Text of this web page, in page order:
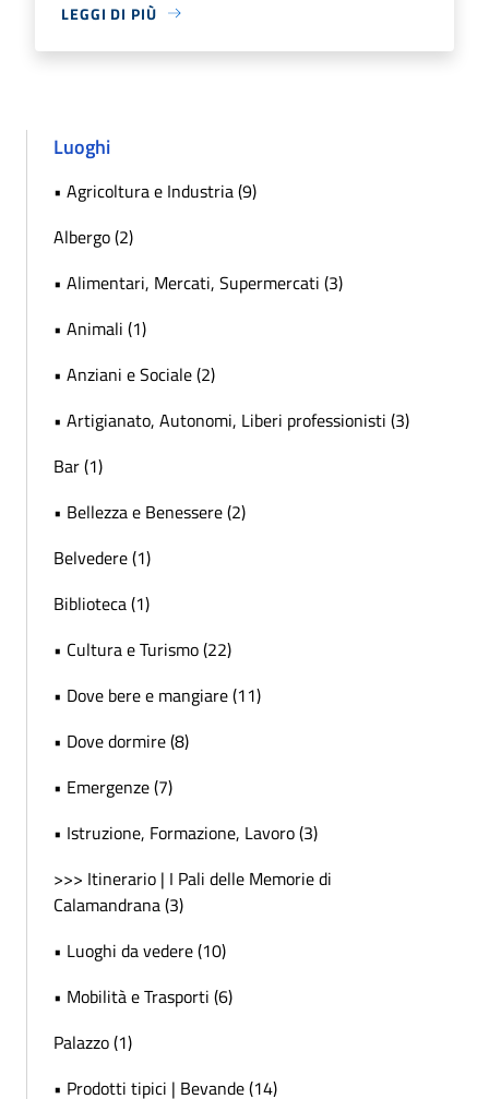
LEGGI DI PIÙ
Luoghi
• Agricoltura e Industria (9)
Albergo (2)
• Alimentari, Mercati, Supermercati (3)
• Animali (1)
• Anziani e Sociale (2)
• Artigianato, Autonomi, Liberi professionisti (3)
Bar (1)
• Bellezza e Benessere (2)
Belvedere (1)
Biblioteca (1)
• Cultura e Turismo (22)
• Dove bere e mangiare (11)
• Dove dormire (8)
• Emergenze (7)
• Istruzione, Formazione, Lavoro (3)
>>> Itinerario | I Pali delle Memorie di
Calamandrana (3)
• Luoghi da vedere (10)
• Mobilità e Trasporti (6)
Palazzo (1)
• Prodotti tipici | Bevande (14)